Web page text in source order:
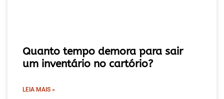
Quanto tempo demora para sair
um inventário no cartório?
LEIA MAIS »